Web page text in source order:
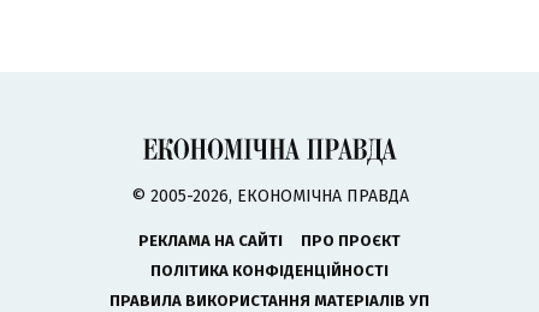
© 2005-2026, ЕКОНОМІЧНА ПРАВДА
РЕКЛАМА НА САЙТІ
ПРО ПРОЄКТ
ПОЛІТИКА КОНФІДЕНЦІЙНОСТІ
ПРАВИЛА ВИКОРИСТАННЯ МАТЕРІАЛІВ УП